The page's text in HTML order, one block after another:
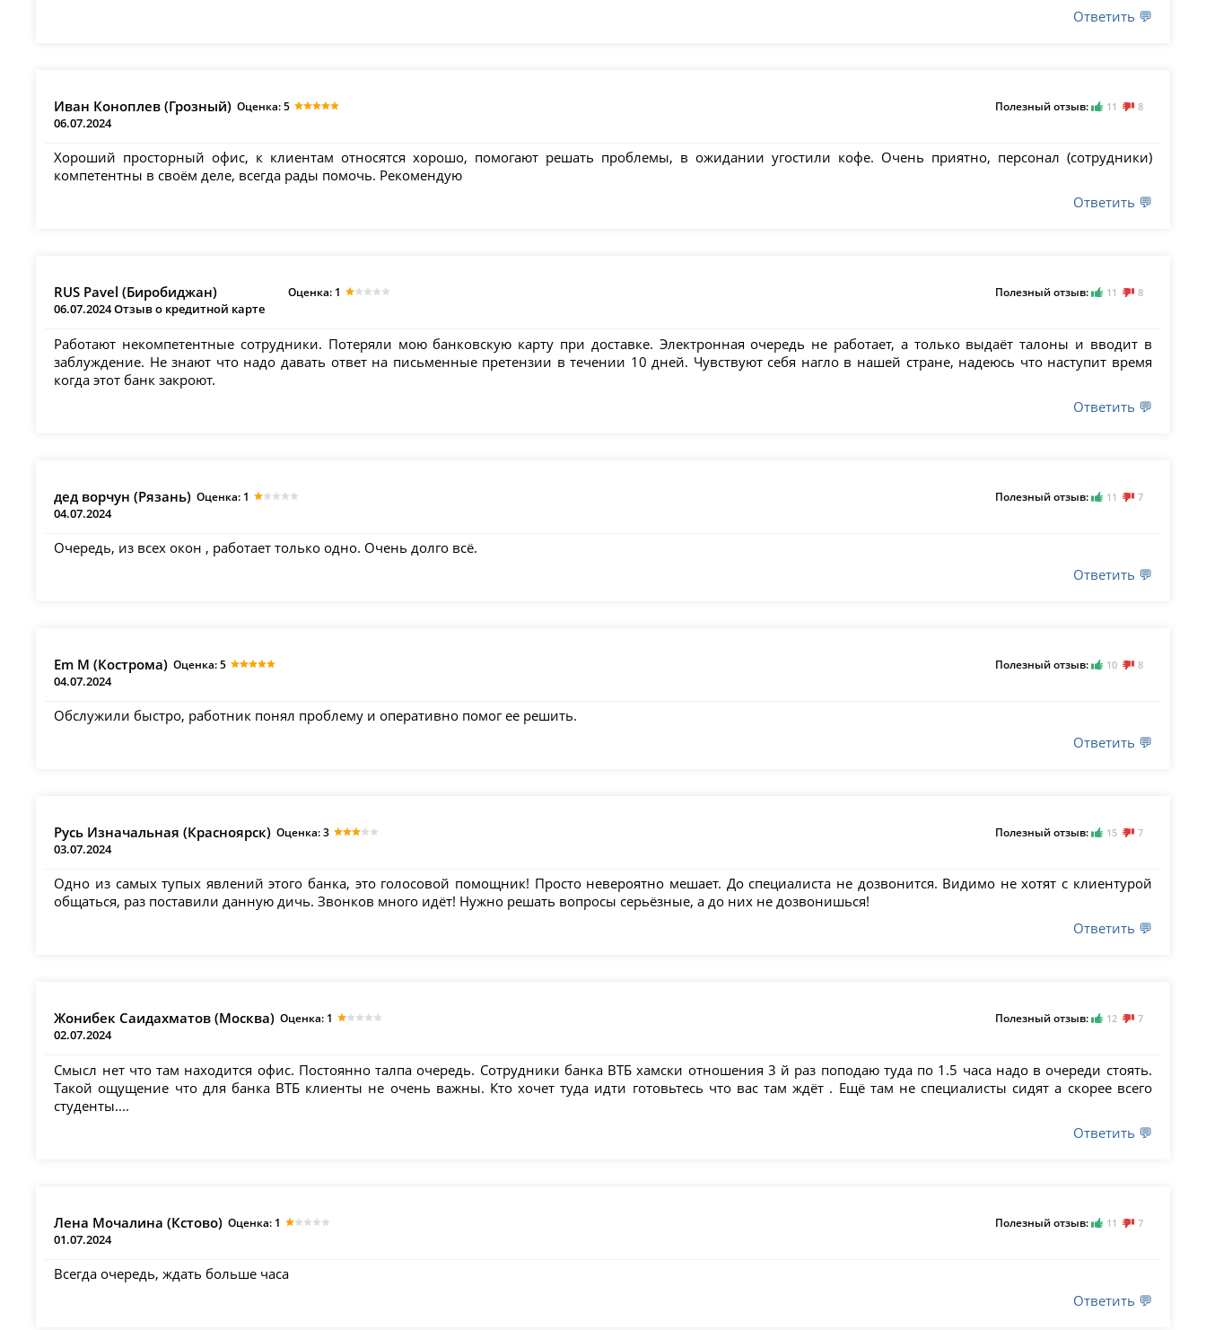
Ответить 💬
Иван Коноплев (Грозный)
06.07.2024
Оценка: 5 Полезный отзыв: 11 8
Хороший просторный офис, к клиентам относятся хорошо, помогают решать проблемы, в ожидании угостили кофе. Очень приятно, персонал (сотрудники)
компетентны в своём деле, всегда рады помочь. Рекомендую
Ответить 💬
RUS Pavel (Биробиджан)
06.07.2024 Отзыв о кредитной карте
Оценка: 1 Полезный отзыв: 11 8
Работают некомпетентные сотрудники. Потеряли мою банковскую карту при доставке. Электронная очередь не работает, а только выдаёт талоны и вводит в
заблуждение. Не знают что надо давать ответ на письменные претензии в течении 10 дней. Чувствуют себя нагло в нашей стране, надеюсь что наступит время
когда этот банк закроют.
Ответить 💬
дед ворчун (Рязань)
04.07.2024
Оценка: 1 Полезный отзыв: 11 7
Очередь, из всех окон , работает только одно. Очень долго всё.
Ответить 💬
Em M (Кострома)
04.07.2024
Оценка: 5 Полезный отзыв: 10 8
Обслужили быстро, работник понял проблему и оперативно помог ее решить.
Ответить 💬
Русь Изначальная (Красноярск)
03.07.2024
Оценка: 3 Полезный отзыв: 15 7
Одно из самых тупых явлений этого банка, это голосовой помощник! Просто невероятно мешает. До специалиста не дозвонится. Видимо не хотят с клиентурой
общаться, раз поставили данную дичь. Звонков много идёт! Нужно решать вопросы серьёзные, а до них не дозвонишься!
Ответить 💬
Жонибек Саидахматов (Москва)
02.07.2024
Оценка: 1 Полезный отзыв: 12 7
Смысл нет что там находится офис. Постоянно талпа очередь. Сотрудники банка ВТБ хамски отношения 3 й раз поподаю туда по 1.5 часа надо в очереди стоять.
Такой ощущение что для банка ВТБ клиенты не очень важны. Кто хочет туда идти готовьтесь что вас там ждёт . Ещё там не специалисты сидят а скорее всего
студенты....
Ответить 💬
Лена Мочалина (Кстово)
01.07.2024
Оценка: 1 Полезный отзыв: 11 7
Всегда очередь, ждать больше часа
Ответить 💬